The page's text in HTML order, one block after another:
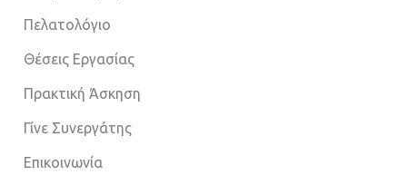
Πελατολόγιο
Θέσεις Εργασίας
Πρακτική Άσκηση
Γίνε Συνεργάτης
Επικοινωνία